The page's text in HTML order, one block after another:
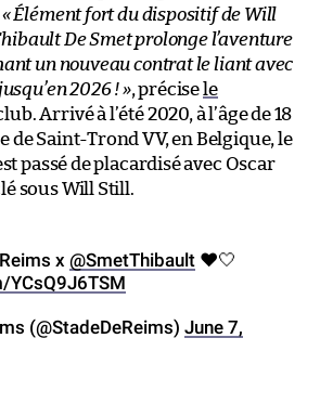
« Élément fort du dispositif de Will
De Smet prolonge l’aventure
un nouveau contrat le liant avec
2026 ! », précise le
Arrivé à l’été 2020, à l’âge de 18
de Saint-Trond VV, en Belgique, le
passé de placardisé avec Oscar
sous Will Still.
x @SmetThibault ❤️🤍
(@StadeDeReims) June 7,